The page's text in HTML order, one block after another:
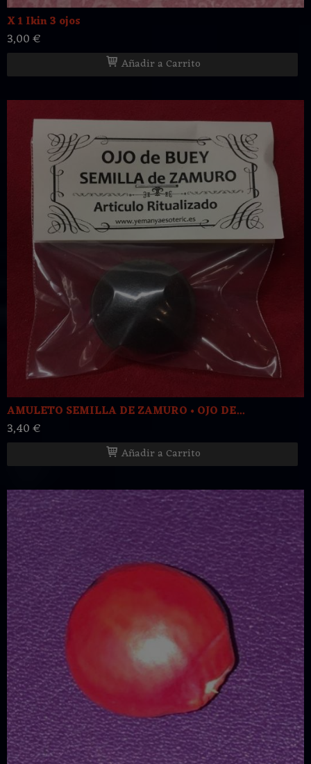
X 1 Ikin 3 ojos
3,00 €
Añadir a Carrito
AMULETO SEMILLA DE ZAMURO • OJO DE...
3,40 €
Añadir a Carrito